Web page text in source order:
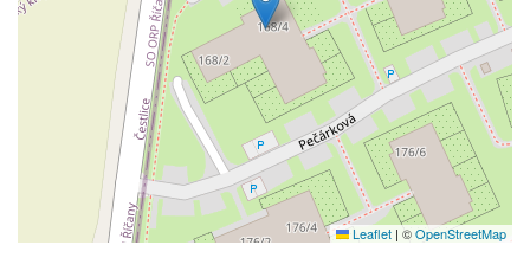
Leaflet | ©OpenStreetMap